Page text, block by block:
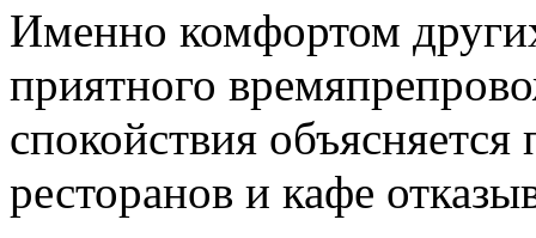
Именно комфортом
приятного
спокойствия
ресторанов и кафе